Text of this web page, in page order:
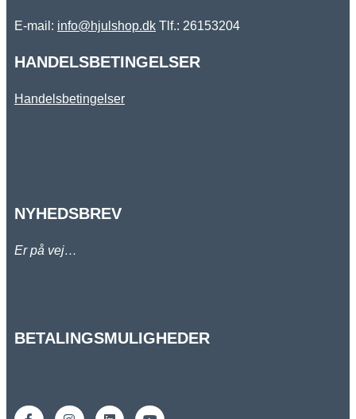
E-mail: info@hjulshop.dk Tlf.: 26153204
HANDELSBETINGELSER
Handelsbetingelser
NYHEDSBREV
Er på vej…
BETALINGSMULIGHEDER
F
I
L
Y